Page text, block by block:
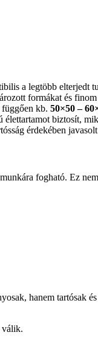
a legtöbb
formákat és
függően kb. 50×50 –
biztosít,
érdekében
fogható. Ez
hanem tartósak
válik.